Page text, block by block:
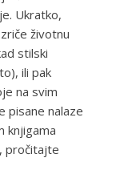
Ukratko,
životnu
stilski
ili pak
na svim
pisane nalaze
knjigama
pročitajte